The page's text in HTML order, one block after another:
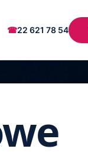
☎22 621 78 54